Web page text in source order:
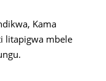
Kama
litapigwa mbele